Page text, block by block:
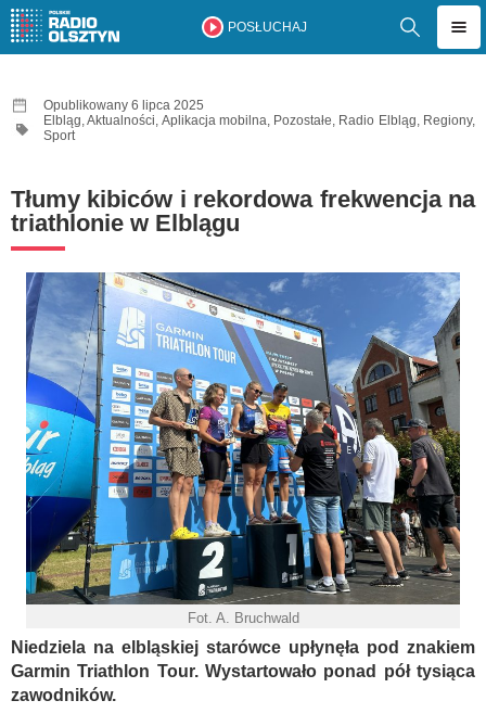
POSŁUCHAJ
Opublikowany 6 lipca 2025
Elbląg,Aktualności, Aplikacja mobilna, Pozostałe, Radio Elbląg, Regiony,
Sport
Tłumy kibiców i rekordowa frekwencja na
triathlonie w Elblągu
Fot. A. Bruchwald
Niedziela na elbląskiej starówce upłynęła pod znakiem
Garmin Triathlon Tour. Wystartowało ponad pół tysiąca
zawodników.